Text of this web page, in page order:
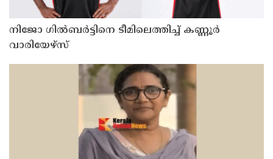
നിജോ ഗിൽബർട്ടിനെ ടീമിലെത്തിച്ച് കണ്ണൂർ
വാരിയേഴ്സ്